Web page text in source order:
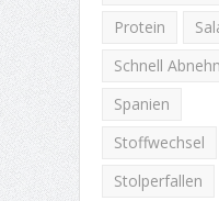
Protein
Schnell
Spanien
Stoffwechsel
Stolperfallen